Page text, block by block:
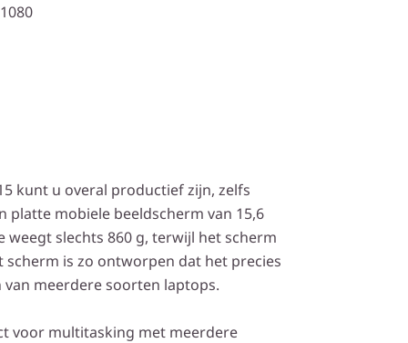
kunt u overal productief zijn, zelfs
platte mobiele beeldscherm van 15,6
weegt slechts 860 g, terwijl het scherm
scherm is zo ontworpen dat het precies
meerdere soorten laptops.
voor multitasking met meerdere